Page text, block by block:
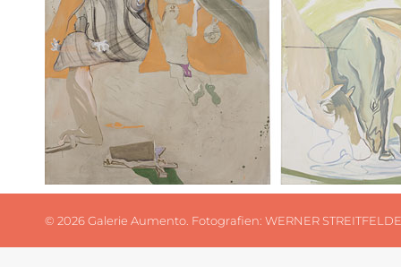
© 2026 Galerie Aumento. Fotografien: WERNER